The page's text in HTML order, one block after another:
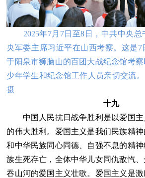
2025年7月7日至8日，中共中央
央军委主席习近平在山西考察。这是7
于阳泉市狮脑山的百团大战纪念馆考
少年学生和纪念馆工作人员亲切交流
摄
十九
中国人民抗日战争胜利是以爱国主
的伟大胜利。爱国主义是我们民族精
和中华民族同心同德、自强不息的精
族生死存亡，全体中华儿女同仇敌忾
吞山河的爱国主义壮歌。爱国主义是